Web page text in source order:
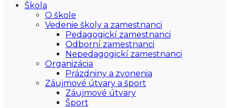
Škola
O škole
Vedenie školy a zamestnanci
Pedagogickí zamestnanci
Odborní zamestnanci
Nepedagogickí zamestnanci
Organizácia
Prázdniny a zvonenia
Záujmové útvary a šport
Záujmové útvary
Šport